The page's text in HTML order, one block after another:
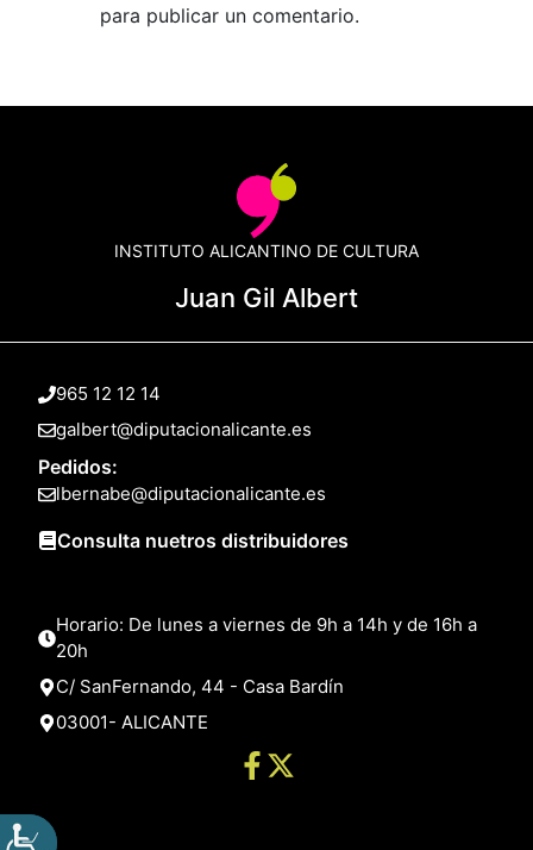
para publicar un comentario.
INSTITUTO ALICANTINO DE CULTURA
Juan Gil Albert
965 12 12 14
galbert@diputacionalicante.es
Pedidos:
lbernabe@diputacionalicante.es
Consulta nuetros distribuidores
Horario: De lunes a viernes de 9h a 14h y de 16h a
20h
C/ SanFernando, 44 - Casa Bardín
03001- ALICANTE